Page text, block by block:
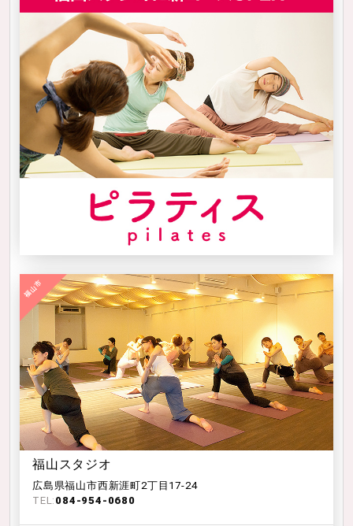
福山スタジオ
広島県福山市西新涯町2丁目17-24
TEL: 084-954-0680